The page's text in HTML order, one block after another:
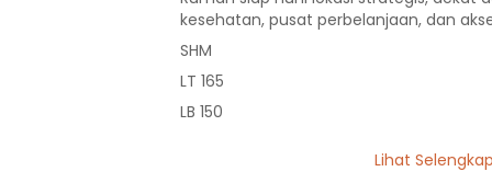
kesehatan, pusat perbelanjaan, dan
SHM
LT 165
LB 150
Lihat